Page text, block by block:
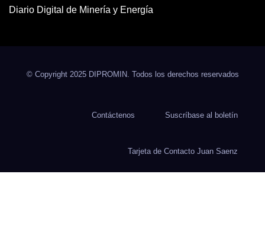
Diario Digital de Minería y Energía
© Copyright 2025 DIPROMIN. Todos los derechos reservados
Contáctenos Suscríbase al boletín
Tarjeta de Contacto Juan Saenz